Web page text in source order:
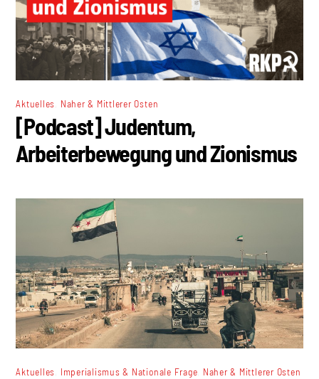
Aktuelles Naher & Mittlerer Osten
[Podcast] Judentum,
Arbeiterbewegung und Zionismus
Aktuelles Imperialismus & Nationale Frage Naher & Mittlerer Osten